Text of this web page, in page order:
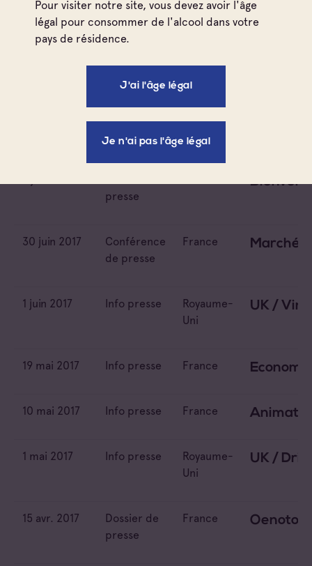
Pour visiter notre site, vous devez avoir l'âge
légal pour consommer de l'alcool dans votre
pays de résidence.
J'ai l'âge légal
Je n'ai pas l'âge légal
10 juil. 2017 Info presse
Info presse Canada
Info presse Canada
presse
30 juin 2017
Conférence
de presse
France Marché
1 juin 2017 Info presse
Royaume-
Uni
UK /
19 mai 2017 Info presse France
10 mai 2017 Info presse France
1 mai 2017 Info presse
Royaume-
Uni
UK /
15 avr. 2017
Dossier de
presse
France